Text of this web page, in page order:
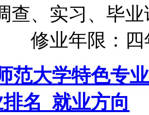
查、实习、毕
修业年限：
范大学特色专
排名_就业方向